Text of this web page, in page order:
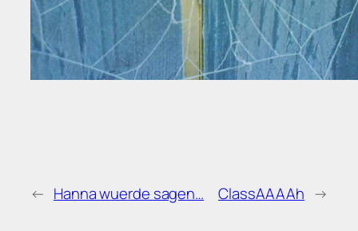
← Hanna wuerde sagen… ClassAAAAh →